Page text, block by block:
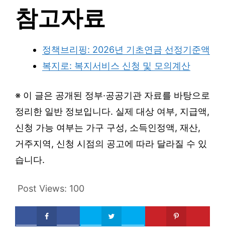
참고자료
정책브리핑: 2026년 기초연금 선정기준액
복지로: 복지서비스 신청 및 모의계산
※ 이 글은 공개된 정부·공공기관 자료를 바탕으로
정리한 일반 정보입니다. 실제 대상 여부, 지급액,
신청 가능 여부는 가구 구성, 소득인정액, 재산,
거주지역, 신청 시점의 공고에 따라 달라질 수 있
습니다.
Post Views: 100